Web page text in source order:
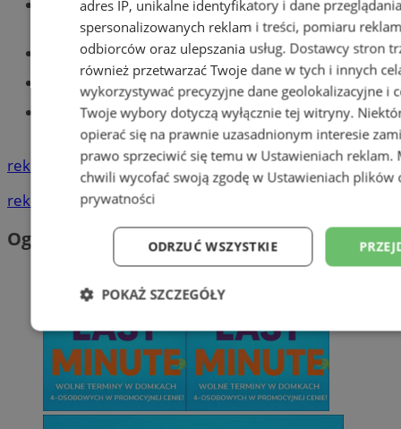
Części samochodowe do -70%!
Tworzenie stron www - Tychy
Znajdź pracę - codziennie nowe
ogłoszenia
reklama
reklama
Ogłoszenia
adres IP, unikalne identyfikatory i dane
spersonalizowanych reklam i treści, pomiaru
odbiorców oraz ulepszania usług. Dostawcy stron
również przetwarzać Twoje dane w tych i innych
wykorzystywać precyzyjne dane geolokalizacyjne i
Twoje wybory dotyczą wyłącznie tej witryny.
opierać się na prawnie uzasadnionym interesie
prawo sprzeciwić się temu w Ustawieniach reklam.
chwili wycofać swoją zgodę w Ustawieniach plików
prywatności
ODRZUĆ WSZYSTKIE
POKAŻ SZCZEGÓŁY
Niezbędne Wydajność
Niesklasyfikowane